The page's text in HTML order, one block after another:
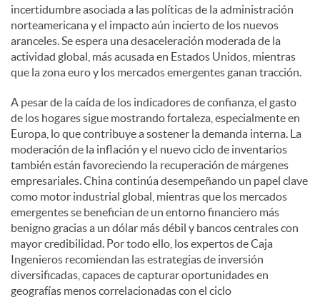
incertidumbre asociada a las políticas de la administración
norteamericana y el impacto aún incierto de los nuevos
aranceles. Se espera una desaceleración moderada de la
actividad global, más acusada en Estados Unidos, mientras
que la zona euro y los mercados emergentes ganan tracción.
A pesar de la caída de los indicadores de confianza, el gasto
de los hogares sigue mostrando fortaleza, especialmente en
Europa, lo que contribuye a sostener la demanda interna. La
moderación de la inflación y el nuevo ciclo de inventarios
también están favoreciendo la recuperación de márgenes
empresariales. China continúa desempeñando un papel clave
como motor industrial global, mientras que los mercados
emergentes se benefician de un entorno financiero más
benigno gracias a un dólar más débil y bancos centrales con
mayor credibilidad. Por todo ello, los expertos de Caja
Ingenieros recomiendan las estrategias de inversión
diversificadas, capaces de capturar oportunidades en
geografías menos correlacionadas con el ciclo